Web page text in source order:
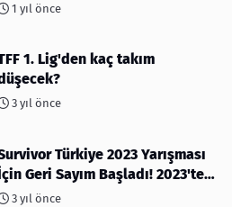
1 yıl önce
1. Lig'den kaç takım
3 yıl önce
Türkiye 2023 Yarışması
Geri Sayım Başladı! 2023'te
var?
3 yıl önce